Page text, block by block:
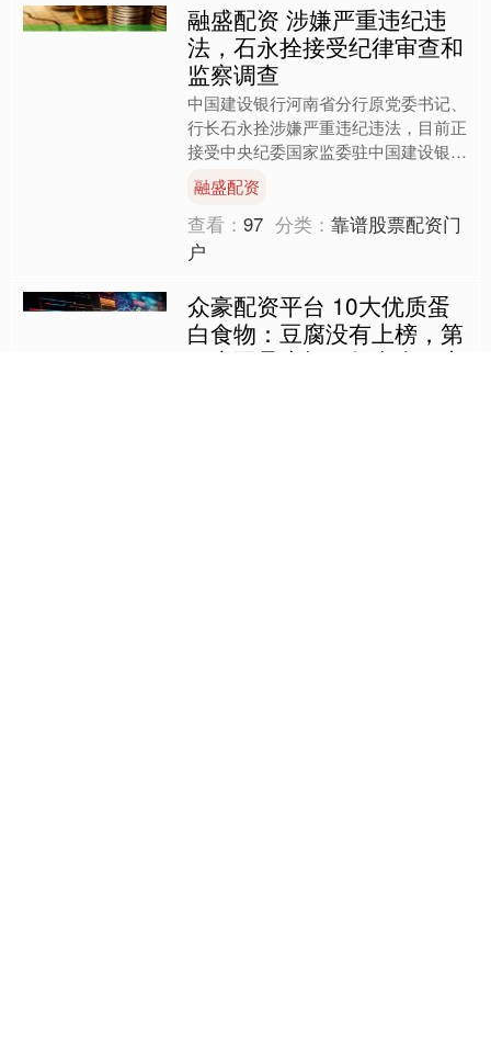
融盛配资 涉嫌严重违纪违
法，石永拴接受纪律审查和
监察调查
中国建设银行河南省分行原党委书记、
行长石永拴涉嫌严重违纪违法，目前正
接受中央纪委国家监委驻中国建设银行
纪检监察组纪律审查和山东省聊城市监
察委员会监察调查。 来源....
融盛配资
查看：97 分类：靠谱股票配资门
户
众豪配资平台 10大优质蛋
白食物：豆腐没有上榜，第
一也不是牛奶！很多人一直